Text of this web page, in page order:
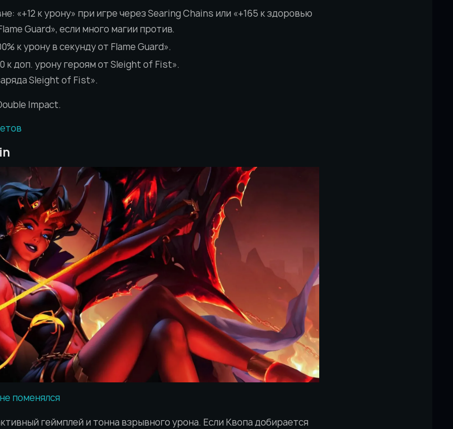
«+12 к урону» при игре через Searing Chains или «+165 к здоровью
Guard», если много магии против.
к урону в секунду от Flame Guard».
к доп. урону героям от Sleight of Fist».
Sleight of Fist».
Impact.
поменялся
геймплей и тонна взрывного урона. Если Квопа добирается